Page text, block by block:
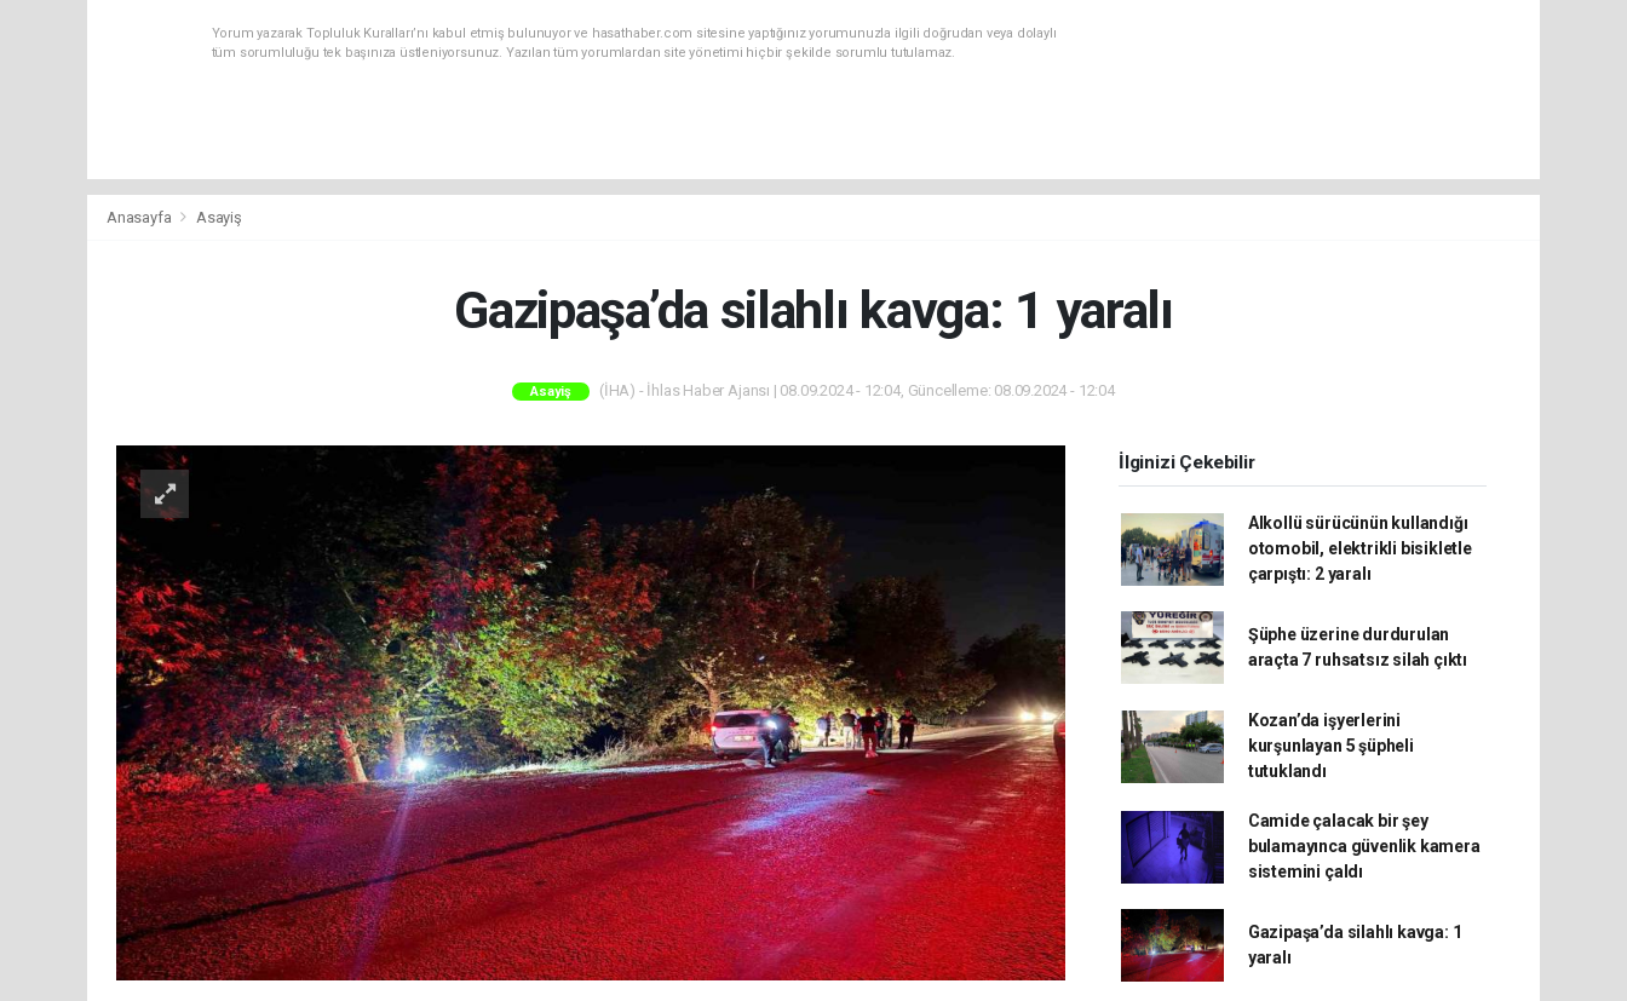
Yorum yazarak Topluluk Kuralları’nı kabul etmiş bulunuyor ve hasathaber.com sitesine yaptığınız yorumunuzla ilgili doğrudan veya dolaylı
tüm sorumluluğu tek başınıza üstleniyorsunuz. Yazılan tüm yorumlardan site yönetimi hiçbir şekilde sorumlu tutulamaz.
Anasayfa Asayiş
Gazipaşa’da silahlı kavga: 1 yaralı
Asayiş (İHA) - İhlas Haber Ajansı | 08.09.2024 - 12:04, Güncelleme: 08.09.2024 - 12:04
İlginizi Çekebilir
Alkollü sürücünün kullandığı
otomobil, elektrikli bisikletle
çarpıştı: 2 yaralı
Şüphe üzerine durdurulan
araçta 7 ruhsatsız silah çıktı
Kozan’da işyerlerini
kurşunlayan 5 şüpheli
tutuklandı
Camide çalacak bir şey
bulamayınca güvenlik kamera
sistemini çaldı
Gazipaşa’da silahlı kavga: 1
yaralı